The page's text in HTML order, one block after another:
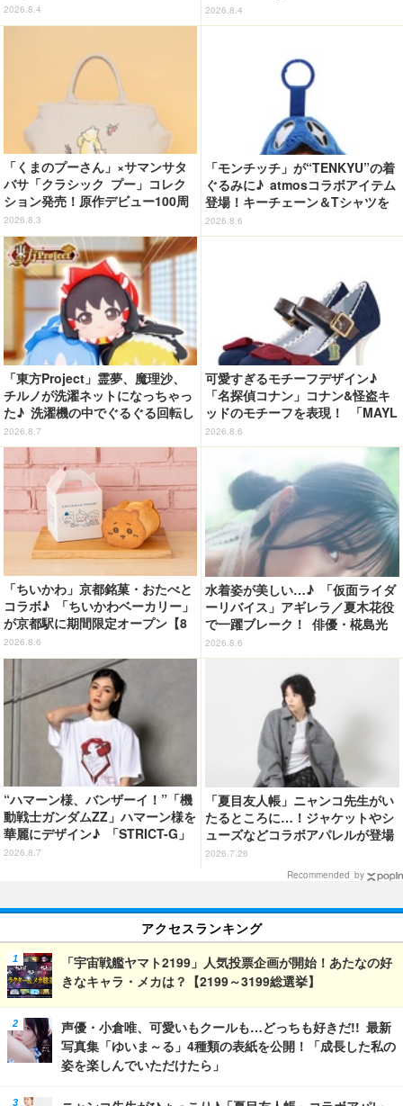
ンシャインシティプリンスホテ
ル」コラボ開催
2026.8.4
SHOP「MAGIC STAGE」に新商
品登場
2026.8.4
「くまのプーさん」×サマンサタ
バサ「クラシック プー」コレク
ション発売！原作デビュー100周
年記念でハンドバッグや財布など
全6種が登場
2026.8.3
「モンチッチ」が“TENKYU”の着
ぐるみに♪ atmosコラボアイテム
登場！キーチェーン＆Tシャツを
展開
2026.8.6
「東方Project」霊夢、魔理沙、
チルノが洗濯ネットになっちゃっ
た♪ 洗濯機の中でぐるぐる回転し
続ける姿を思わず眺めたくなっち
ゃう!?
2026.8.7
可愛すぎるモチーフデザイン♪
「名探偵コナン」コナン&怪盗キ
ッドのモチーフを表現！ 「MAYL
A」パンプスがセール実施中【3
0％オフセール】
2026.8.6
「ちいかわ」京都銘菓・おたべと
コラボ♪ 「ちいかわベーカリー」
が京都駅に期間限定オープン【8
月13日～】
2026.8.6
水着姿が美しい…♪ 「仮面ライダ
ーリバイス」アギレラ／夏木花役
で一躍ブレーク！ 俳優・椛島光
の2nd写真集が予約開始
2026.8.6
“ハマーン様、バンザーイ！”「機
動戦士ガンダムZZ」ハマーン様を
華麗にデザイン♪ 「STRICT-G」
Tシャツなどミニコレクション登
2026.8.7
「夏目友人帳」ニャンコ先生がい
たるところに…！ジャケットやシ
ューズなどコラボアパレルが登場
♪
2026.7.26
Recommended by
アクセスランキング
「宇宙戦艦ヤマト2199」人気投票企画が開始！あたなの好
きなキャラ・メカは？【2199～3199総選挙】
声優・小倉唯、可愛いもクールも…どっちも好きだ!! 最新
写真集「ゆいま～る」4種類の表紙を公開！「成長した私の
姿を楽しんでいただけたら」